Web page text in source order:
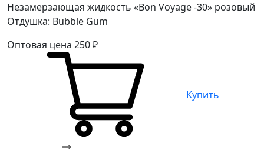
Незамерзающая жидкость «Bon Voyage -30» розовый
Отдушка: Bubble Gum
Оптовая цена 250₽
Купить